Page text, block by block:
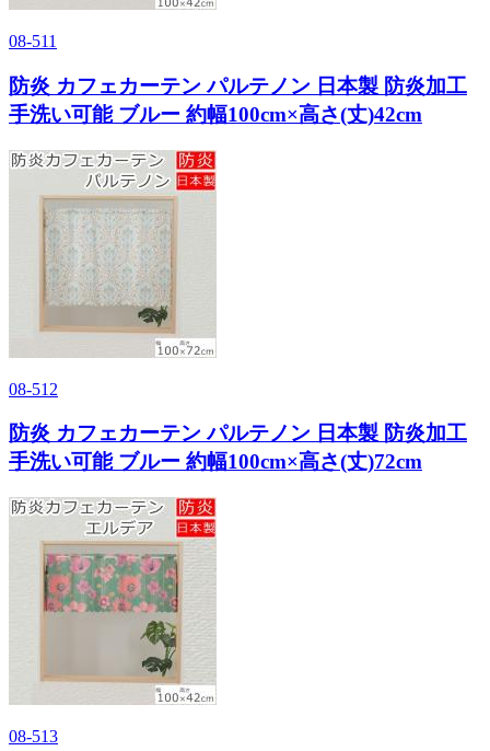
08-511
防炎 カフェカーテン パルテノン 日本製 防炎加工
手洗い可能 ブルー 約幅100cm×高さ(丈)42cm
08-512
防炎 カフェカーテン パルテノン 日本製 防炎加工
手洗い可能 ブルー 約幅100cm×高さ(丈)72cm
08-513